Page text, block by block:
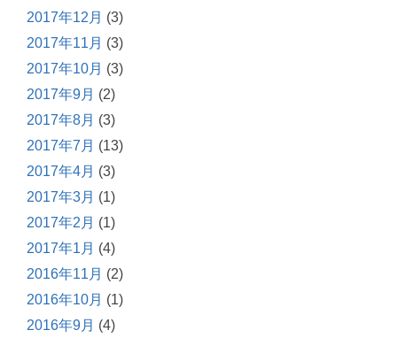
2017年12月 (3)
2017年11月 (3)
2017年10月 (3)
2017年9月 (2)
2017年8月 (3)
2017年7月 (13)
2017年4月 (3)
2017年3月 (1)
2017年2月 (1)
2017年1月 (4)
2016年11月 (2)
2016年10月 (1)
2016年9月 (4)